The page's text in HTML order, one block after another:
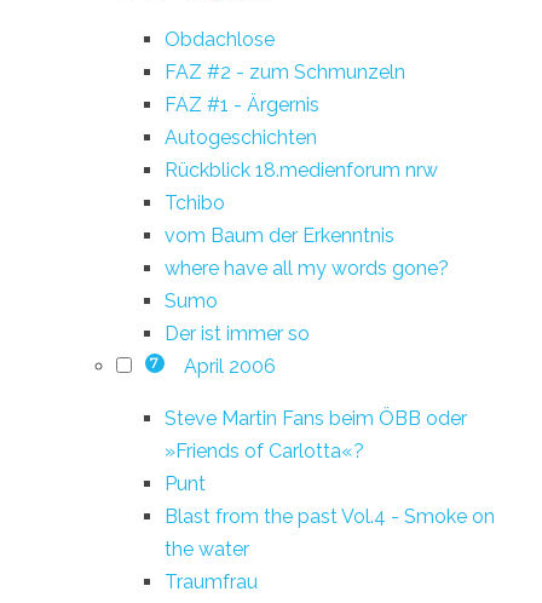
Obdachlose
FAZ #2 - zum Schmunzeln
FAZ #1 - Ärgernis
Autogeschichten
Rückblick 18.medienforum nrw
Tchibo
vom Baum der Erkenntnis
where have all my words gone?
Sumo
Der ist immer so
7 April 2006
Steve Martin Fans beim ÖBB oder
»Friends of Carlotta«?
Punt
Blast from the past Vol.4 - Smoke on
the water
Traumfrau